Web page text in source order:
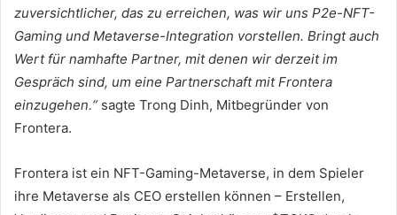
zuversichtlicher, das zu erreichen, was wir uns P2e-NFT-
Gaming und Metaverse-Integration vorstellen. Bringt auch
Wert für namhafte Partner, mit denen wir derzeit im
Gespräch sind, um eine Partnerschaft mit Frontera
einzugehen.“ sagte Trong Dinh, Mitbegründer von
Frontera.
Frontera ist ein NFT-Gaming-Metaverse, in dem Spieler
ihre Metaverse als CEO erstellen können – Erstellen,